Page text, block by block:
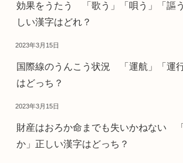
効果をうたう 「歌う」「唄う」「謳
しい漢字はどれ？
2023年3月15日
国際線のうんこう状況 「運航」「運
はどっち？
2023年3月15日
財産はおろか命までも失いかねない
か」正しい漢字はどっち？